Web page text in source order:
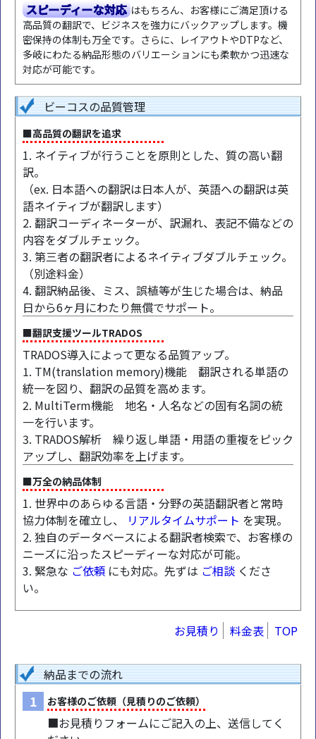
スピーディーな対応 はもちろん、お客様にご満足頂ける
高品質の翻訳で、ビジネスを強力にバックアップします。機
密保持の体制も万全です。さらに、レイアウトやDTPなど、
多岐にわたる納品形態のバリエーションにも柔軟かつ迅速な
対応が可能です。
ビーコスの品質管理
■高品質の翻訳を追求
1. ネイティブが行うことを原則とした、質の高い翻
訳。
（ex. 日本語への翻訳は日本人が、英語への翻訳は英
語ネイティブが翻訳します）
2. 翻訳コーディネーターが、訳漏れ、表記不備などの
内容をダブルチェック。
3. 第三者の翻訳者によるネイティブダブルチェック。
（別途料金）
4. 翻訳納品後、ミス、誤植等が生じた場合は、納品
日から6ヶ月にわたり無償でサポート。
■翻訳支援ツールTRADOS
TRADOS導入によって更なる品質アップ。
1. TM(translation memory)機能 翻訳される単語の
統一を図り、翻訳の品質を高めます。
2. MultiTerm機能 地名・人名などの固有名詞の統
一を行います。
3. TRADOS解析 繰り返し単語・用語の重複をピック
アップし、翻訳効率を上げます。
■万全の納品体制
1. 世界中のあらゆる言語・分野の英語翻訳者と常時
協力体制を確立し、
リアルタイムサポート を実現。
2. 独自のデータベースによる翻訳者検索で、お客様の
ニーズに沿ったスピーディーな対応が可能。
3. 緊急な ご依頼 にも対応。先ずは ご相談 くださ
い。
お見積り 料金表 TOP
納品までの流れ
1 お客様のご依頼（見積りのご依頼）
■お見積りフォームにご記入の上、送信してく